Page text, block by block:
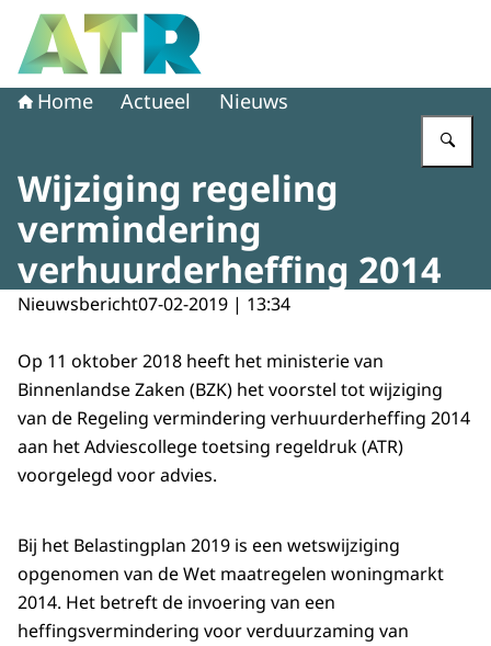
Naar de homepage van Adviescollege toetsing regeldruk
Home Actueel Nieuws
Wijziging regeling
vermindering
verhuurderheffing 2014
Nieuwsbericht07-02-2019 | 13:34
Op 11 oktober 2018 heeft het ministerie van
Binnenlandse Zaken (BZK) het voorstel tot wijziging
van de Regeling vermindering verhuurderheffing 2014
aan het Adviescollege toetsing regeldruk (ATR)
voorgelegd voor advies.
Bij het Belastingplan 2019 is een wetswijziging
opgenomen van de Wet maatregelen woningmarkt
2014. Het betreft de invoering van een
heffingsvermindering voor verduurzaming van